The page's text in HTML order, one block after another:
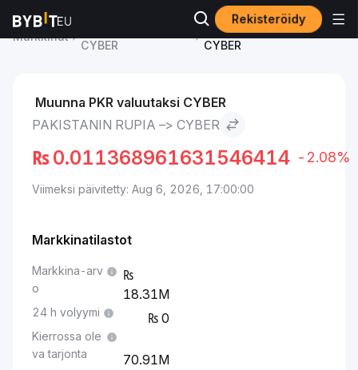
Rekisteröidy
Markkinat
CYBER
Pakistanin rupia to
CYBER
Muunna PKR valuutaksi CYBER
PAKISTANIN RUPIA –> CYBER
₨0.011368961631546414 -2.08%
Viimeksi päivitetty: Aug 6, 2026, 17:00:00
Markkinatilastot
Markkina-arv
o
18.31M
24 h volyymi 0
Kierrossa ole
va tarjonta
70.91M